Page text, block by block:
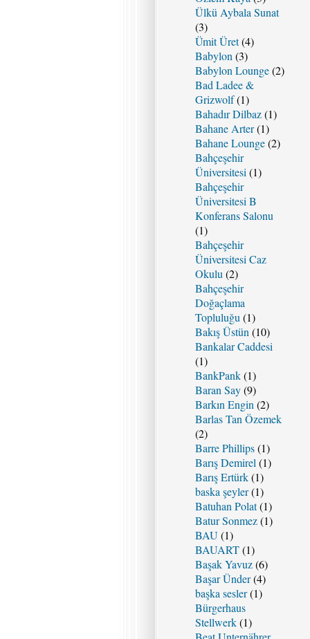
Ülkü Aybala Sunat
(3)
Ümit Üret(4)
Babylon (3)
Babylon Lounge(2)
Bad Ladee &
Grizwolf(1)
Bahadır Dilbaz(1)
Bahane Arter(1)
Bahane Lounge(2)
Bahçeşehir
Üniversitesi (1)
Bahçeşehir
Üniversitesi B
Konferans Salonu
(1)
Bahçeşehir
Üniversitesi Caz
Okulu (2)
Bahçeşehir
Doğaçlama
Topluluğu (1)
Bakış Üstün (10)
Bankalar Caddesi
(1)
BankPank(1)
Baran Say(9)
Barkın Engin (2)
Barlas Tan Özemek
(2)
Barre Phillips(1)
Barış Demirel (1)
Barış Ertürk(1)
baska şeyler(1)
Batuhan Polat(1)
Batur Sonmez(1)
BAU (1)
BAUART(1)
Başak Yavuz(6)
Başar Ünder(4)
başka sesler(1)
Bürgerhaus
Stellwerk(1)